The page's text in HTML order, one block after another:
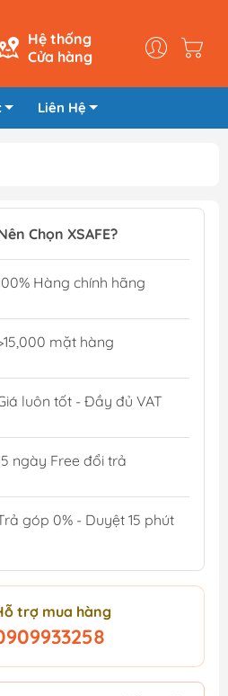
Hệ thống
Cửa hàng
Liên Hệ
Chọn XSAFE?
Hàng chính hãng
mặt hàng
luôn tốt - Đầy đủ VAT
ngày Free đổi trả
góp 0% - Duyệt 15 phút
trợ mua hàng